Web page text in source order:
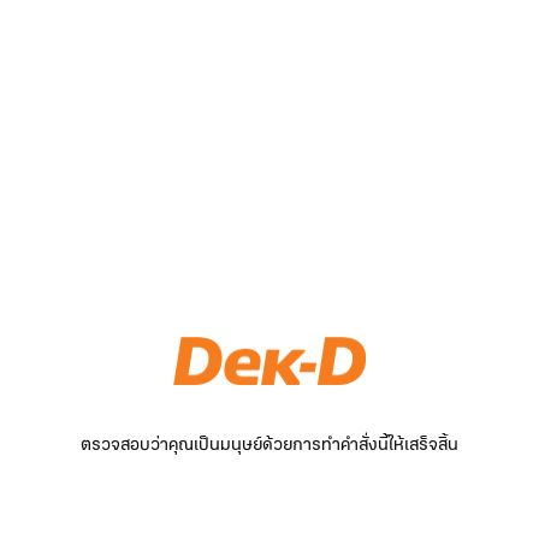
ตรวจสอบว่าคุณเป็นมนุษย์ด้วยการทำคำสั่งนี้ให้เสร็จสิ้น